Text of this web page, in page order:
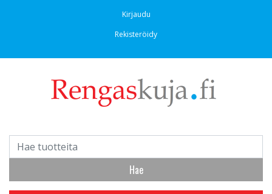
Kirjaudu
Rekisteröidy
Hae